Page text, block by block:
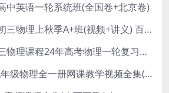
中英语一轮系统班(全国卷+北京卷)
杨萌物理2023初三物理上秋季A+班(视频+讲义) 百度网盘分享
2024赵玉峰高三物理课程24年高考物理一轮复习网课教程
沪科版(初三)九年级物理全一册网课教学视频全集(录播版 杜春雨 66讲)